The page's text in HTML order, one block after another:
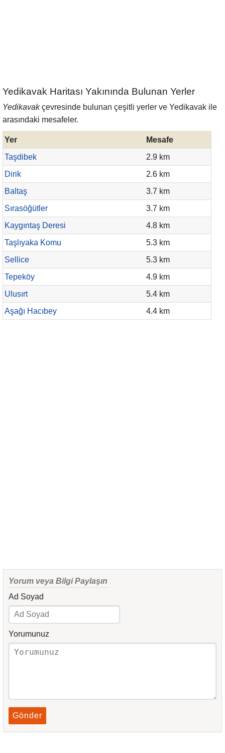
Yedikavak Haritası Yakınında Bulunan Yerler
Yedikavakçevresinde bulunan çeşitli yerler ve Yedikavak ile
arasındaki mesafeler.
Yer
Mesafe
Taşdibek
2.9 km
Dirik
2.6 km
Baltaş
3.7 km
Sırasöğütler
3.7 km
Kaygıntaş Deresi
4.8 km
Taşlıyaka Komu
5.3 km
Sellice
5.3 km
Tepeköy
4.9 km
Ulusırt
5.4 km
Aşağı Hacıbey
4.4 km
Yorum veya Bilgi Paylaşın
Ad Soyad
Yorumunuz
Gönder